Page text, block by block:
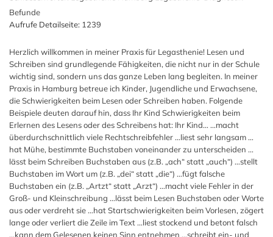
Befunde
Aufrufe Detailseite: 1239
Herzlich willkommen in meiner Praxis für Legasthenie! Lesen und
Schreiben sind grundlegende Fähigkeiten, die nicht nur in der Schule
wichtig sind, sondern uns das ganze Leben lang begleiten. In meiner
Praxis in Hamburg betreue ich Kinder, Jugendliche und Erwachsene,
die Schwierigkeiten beim Lesen oder Schreiben haben. Folgende
Beispiele deuten darauf hin, dass Ihr Kind Schwierigkeiten beim
Erlernen des Lesens oder des Schreibens hat: Ihr Kind… …macht
überdurchschnittlich viele Rechtschreibfehler …liest sehr langsam …
hat Mühe, bestimmte Buchstaben voneinander zu unterscheiden …
lässt beim Schreiben Buchstaben aus (z.B. „ach“ statt „auch“) …stellt
Buchstaben im Wort um (z.B. „dei“ statt „die“) …fügt falsche
Buchstaben ein (z.B. „Artzt“ statt „Arzt“) …macht viele Fehler in der
Groß- und Kleinschreibung …lässt beim Lesen Buchstaben oder Worte
aus oder verdreht sie …hat Startschwierigkeiten beim Vorlesen, zögert
lange oder verliert die Zeile im Text …liest stockend und betont falsch
…kann dem Gelesenen keinen Sinn entnehmen …schreibt ein- und